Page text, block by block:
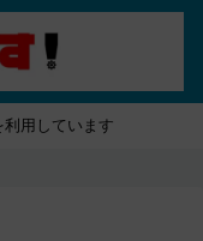
用しています